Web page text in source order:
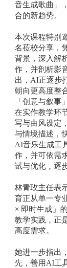
音生成歌曲」
合的新趋势。
本次课程特别
名莅校分享，
背景，深入解
作，并剖析影
出，AI正逐步
朝向更高度整
「创意与叙事
在实作教学环
写与曲风设定
与情境描述，
AI音乐生成工
作，并可依需
试与优化，逐
林青玫主任表
育正从单一专
× 即时生成」
教学实践，正
高度需求。
她进一步指出
先，善用AI工